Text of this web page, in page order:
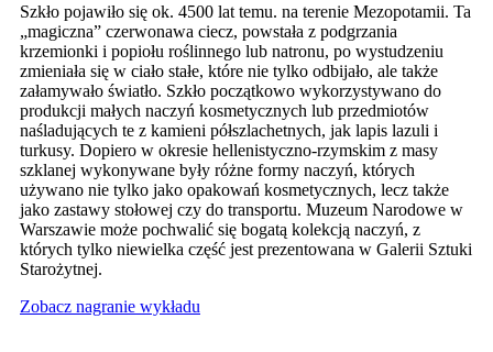
Szkło pojawiło się ok. 4500 lat temu. na terenie Mezopotamii. Ta
„magiczna” czerwonawa ciecz, powstała z podgrzania
krzemionki i popiołu roślinnego lub natronu, po wystudzeniu
zmieniała się w ciało stałe, które nie tylko odbijało, ale także
załamywało światło. Szkło początkowo wykorzystywano do
produkcji małych naczyń kosmetycznych lub przedmiotów
naśladujących te z kamieni półszlachetnych, jak lapis lazuli i
turkusy. Dopiero w okresie hellenistyczno-rzymskim z masy
szklanej wykonywane były różne formy naczyń, których
używano nie tylko jako opakowań kosmetycznych, lecz także
jako zastawy stołowej czy do transportu. Muzeum Narodowe w
Warszawie może pochwalić się bogatą kolekcją naczyń, z
których tylko niewielka część jest prezentowana w Galerii Sztuki
Starożytnej.
Zobacz nagranie wykładu